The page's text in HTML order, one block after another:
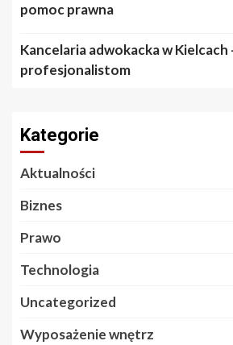
pomoc prawna
Kancelaria adwokacka w Kielcach
profesjonalistom
Kategorie
Aktualności
Biznes
Prawo
Technologia
Uncategorized
Wyposażenie wnętrz